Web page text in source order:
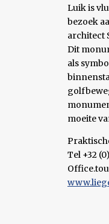
Luik is
bezoek
architect
Dit
als
moeite
Tel +32